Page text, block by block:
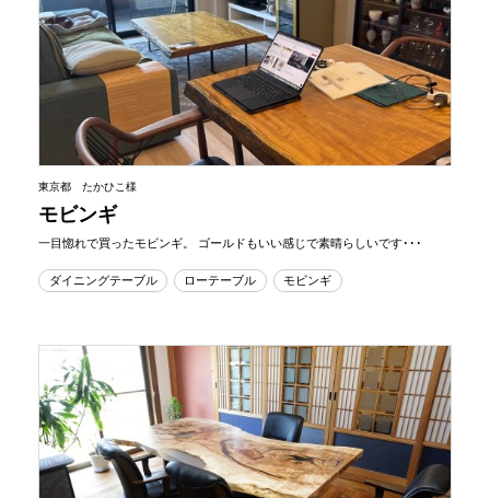
東京都 たかひこ様
モビンギ
一目惚れで買ったモビンギ。 ゴールドもいい感じで素晴らしいです･･･
ダイニングテーブル ローテーブル モビンギ